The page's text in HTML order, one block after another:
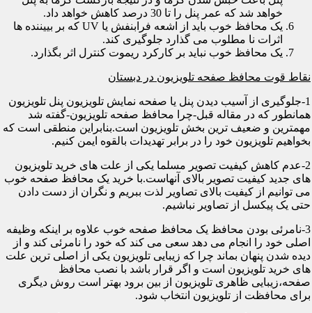
خواهد شد که عمر پنل را تا 30 درصد کاهش خواهد داد.
یک محافظ خوب باید از اشعه فرابنفش یا UV که بر بییننده ها
اثرات نا مطلوب می گذارد جلوگیری کند.
یک محافظ خوب نباید بر کارکرد ریموت کنترل اثر بگذارد.
نقاط قوت محافظ صفحه تلویزیون در دبستان
1-جلوگیری از آسیب دیدن پنل یا صفحه نمایش تلویزیون پنل تلویزیون
همانطور که در مقاله قبل-چرا محافظ صفحه تلویزیون-گفته شد
مهمترین و ضعیف ترین بخش تلویزیون است.بنابراین منطقی است که
بخواهیم تلویزیون خود را در برابر تهدیدات بالقوه ایمن کنیم.
2-عدم کاهش کیفیت تصویر مسلما یکی از علت های خرید تلویزیون
های جدید کیفیت تصویر بالای آنهاست.با خرید یک محافظ صفحه خوب
می توانیم از کیفیت بالای تصاویر لذت ببریم و نگران از دست دادن
حتی یک پیکسل از تصاویر نباشیم.
3-نامرئی بودن محافظ یک محافظ صفحه خوب علاوه بر اینکه وظیفه
اصلی خود را انجام می دهد سعی می کند که خود را نامرئی کند و از
دیده شدن پنهان بماند چرا که زیبایی تلویزیون یکی از اصلی ترین علت
های خرید تلویزیون است و اگر قرار باشد با نصب محافظ
صفحه،زیبایی ظاهری تلویزیون از بین برود بهتر است روش دیگری
برای محافظت از تلویزیون انتخاب شود.